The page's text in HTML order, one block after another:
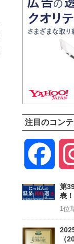
注目のコン
第
表
1位
（